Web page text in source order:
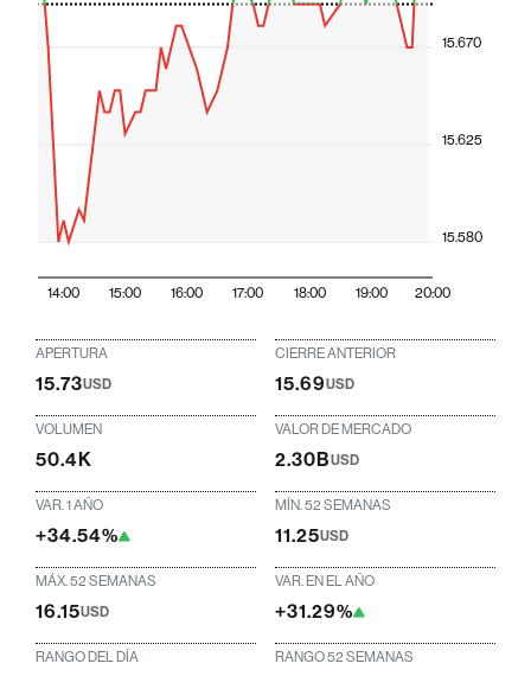
14:00 15:00 16:00 17:00 18:00 19:00 20:00
15.580
15.625
15.670
APERTURA
15.73USD
CIERRE ANTERIOR
15.69USD
VOLUMEN
50.4K
VALOR DE MERCADO
2.30BUSD
VAR. 1 AÑO
+34.54%
MÍN. 52 SEMANAS
11.25USD
MÁX. 52 SEMANAS
16.15USD
VAR. EN EL AÑO
+31.29%
RANGO DEL DÍA RANGO 52 SEMANAS